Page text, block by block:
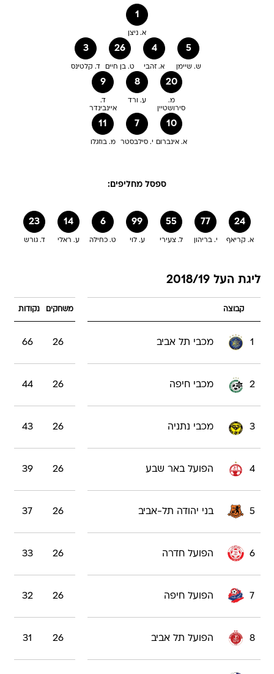
1
א. ניצן
3
ד. קלטינס
26
ט. בן חיים
4
א. זהבי
5
ש. שיימן
9
ד.
איינבינדר
8
ע. ורד
20
מ.
סירושטיין
11
מ. בוזגלו
7
י. סילבסטר
10
א. אינברום
ספסל מחליפים:
23
ד. גורש
14
ע. ראלי
6
ט. כחילה
99
ע. לוי
55
ל. צעירי
77
י. בריהון
24
א. קריאף
ליגת העל 2018/19
קבוצה משחקים נקודות
1 מכבי תל אביב 26
66
2 מכבי חיפה 26
44
3 מכבי נתניה 26
43
4 הפועל באר שבע 26
39
5 בני יהודה תל-אביב 26
37
6 הפועל חדרה 26
33
7 הפועל חיפה 26
32
8 הפועל תל אביב 26
31